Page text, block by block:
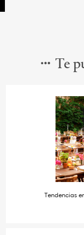
Te
Tendencias